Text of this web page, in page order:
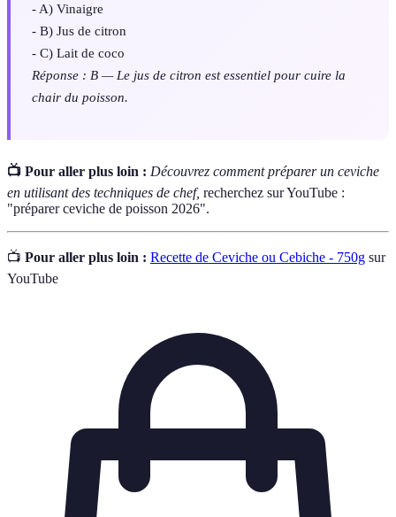
- A) Vinaigre
- B) Jus de citron
- C) Lait de coco
Réponse : B — Le jus de citron est essentiel pour cuire la
chair du poisson.
📺 Pour aller plus loin : Découvrez comment préparer un ceviche
en utilisant des techniques de chef, recherchez sur YouTube :
"préparer ceviche de poisson 2026".
📺 Pour aller plus loin : Recette de Ceviche ou Cebiche - 750g sur
YouTube